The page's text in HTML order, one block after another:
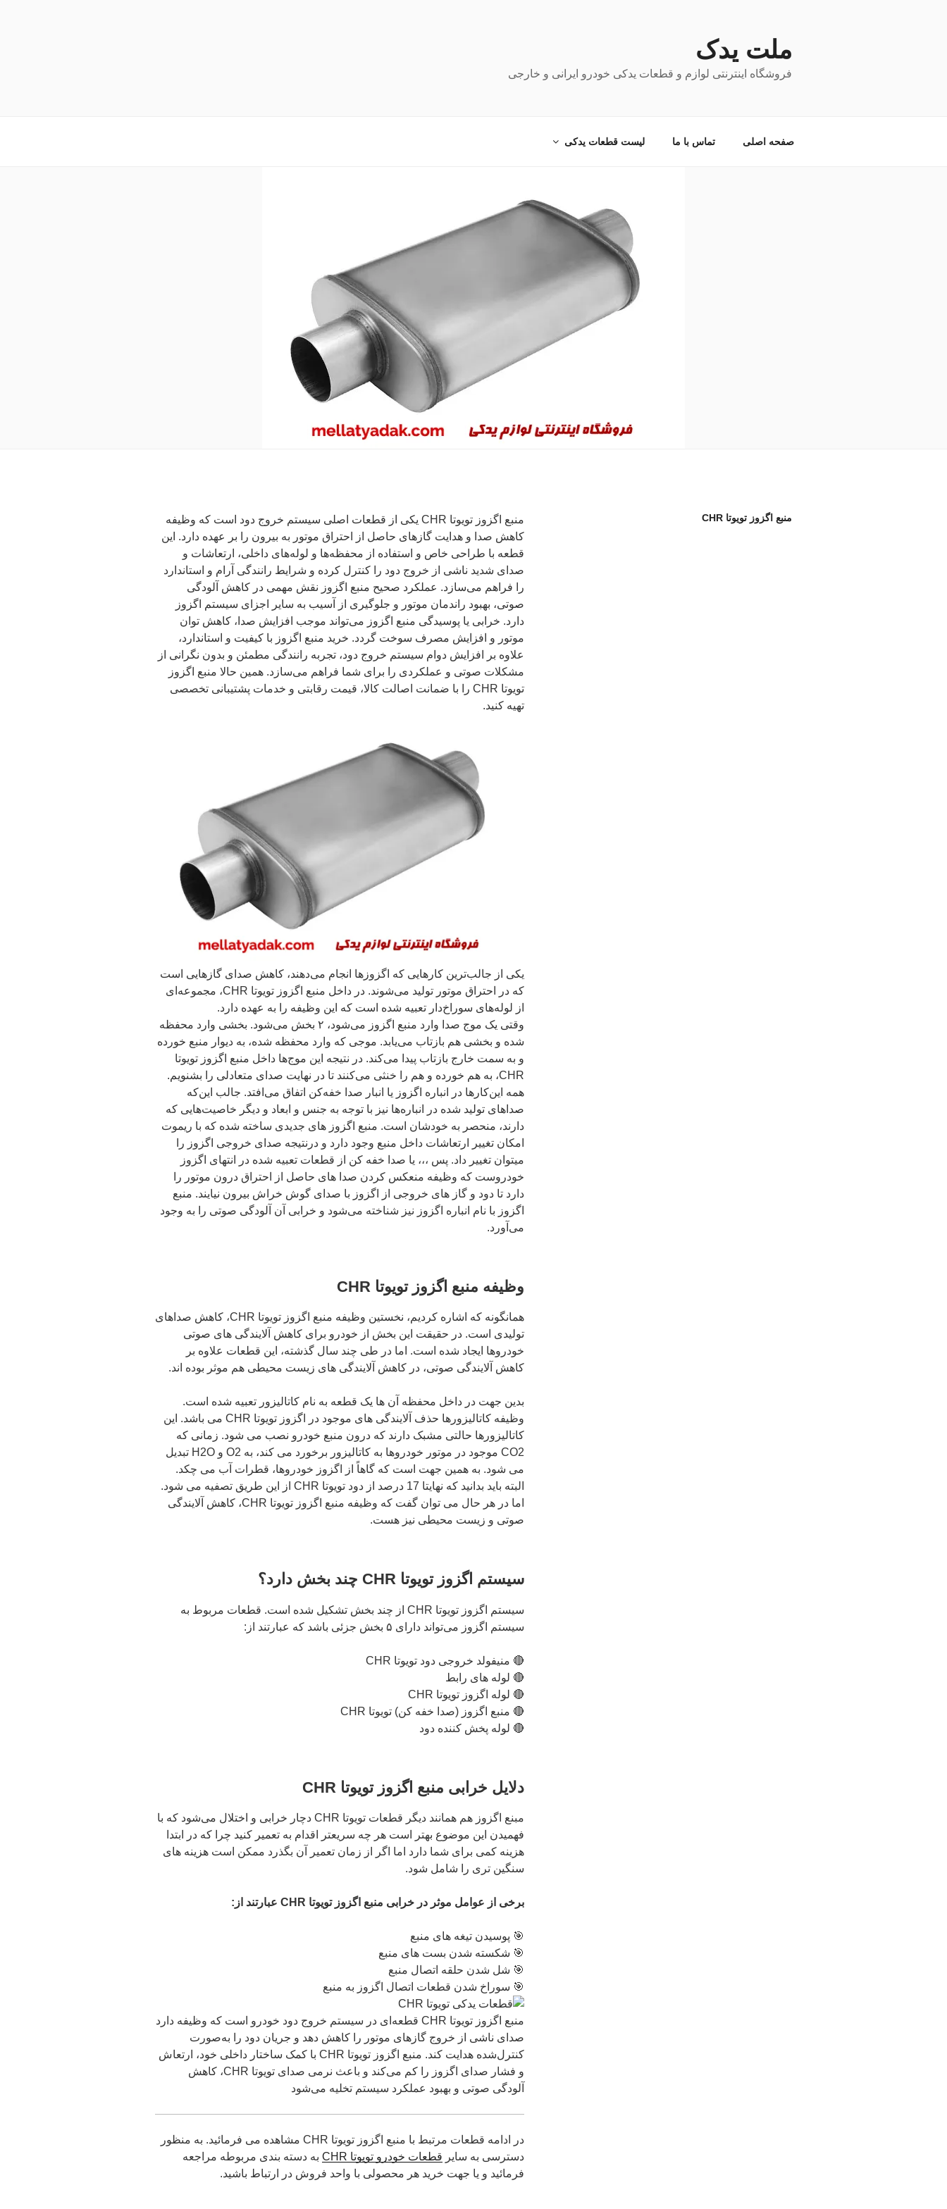
ملت یدک
فروشگاه اینترنتی لوازم و قطعات یدکی خودرو ایرانی و خارجی
صفحه اصلی تماس با ما لیست قطعات یدکی
منبع اگزوز تویوتا CHR
منبع اگزوز تویوتا CHR یکی از قطعات اصلی سیستم خروج دود است که وظیفه
کاهش صدا و هدایت گازهای حاصل از احتراق موتور به بیرون را بر عهده دارد. این
قطعه با طراحی خاص و استفاده از محفظه‌ها و لوله‌های داخلی، ارتعاشات و
صدای شدید ناشی از خروج دود را کنترل کرده و شرایط رانندگی آرام و استاندارد
را فراهم می‌سازد. عملکرد صحیح منبع اگزوز نقش مهمی در کاهش آلودگی
صوتی، بهبود راندمان موتور و جلوگیری از آسیب به سایر اجزای سیستم اگزوز
دارد. خرابی یا پوسیدگی منبع اگزوز می‌تواند موجب افزایش صدا، کاهش توان
موتور و افزایش مصرف سوخت گردد. خرید منبع اگزوز با کیفیت و استاندارد،
علاوه بر افزایش دوام سیستم خروج دود، تجربه رانندگی مطمئن و بدون نگرانی از
مشکلات صوتی و عملکردی را برای شما فراهم می‌سازد. همین حالا منبع اگزوز
تویوتا CHR را با ضمانت اصالت کالا، قیمت رقابتی و خدمات پشتیبانی تخصصی
تهیه کنید.
یکی از جالب‌ترین کارهایی که اگزوزها انجام می‌دهند، کاهش صدای گازهایی است
که در احتراق موتور تولید می‌شوند. در داخل منبع اگزوز تویوتا CHR، مجموعه‌ای
از لوله‌های سوراخ‌دار تعبیه شده است که این وظیفه را به عهده دارد.
وقتی یک موج صدا وارد منبع اگزوز می‌شود، ۲ بخش می‌شود. بخشی وارد محفظه
شده و بخشی هم بازتاب می‌یابد. موجی که وارد محفظه شده، به دیوار منبع خورده
و به سمت خارج بازتاب پیدا می‌کند. در نتیجه این موج‌ها داخل منبع اگزوز تویوتا
CHR، به هم خورده و هم را خنثی می‌کنند تا در نهایت صدای متعادلی را بشنویم.
همه این‌کارها در انباره اگزوز یا انبار صدا خفه‌کن اتفاق می‌افتد. جالب این‌که
صداهای تولید شده در انباره‌ها نیز با توجه به جنس و ابعاد و دیگر خاصیت‌هایی که
دارند، منحصر به خودشان است. منبع اگزوز های جدیدی ساخته شده که با ریموت
امکان تغییر ارتعاشات داخل منبع وجود دارد و درنتیجه صدای خروجی اگزوز را
میتوان تغییر داد. پس ،،، یا صدا خفه کن از قطعات تعبیه شده در انتهای اگزوز
خودروست که وظیفه منعکس کردن صدا های حاصل از احتراق درون موتور را
دارد تا دود و گاز های خروجی از اگزوز با صدای گوش خراش بیرون نیایند. منبع
اگزوز با نام انباره اگزوز نیز شناخته می‌شود و خرابی آن آلودگی صوتی را به وجود
می‌آورد.
وظیفه منبع اگزوز تویوتا CHR
همانگونه که اشاره کردیم، نخستین وظیفه منبع اگزوز تویوتا CHR، کاهش صداهای
تولیدی است. در حقیقت این بخش از خودرو برای کاهش آلایندگی های صوتی
خودروها ایجاد شده است. اما در طی چند سال گذشته، این قطعات علاوه بر
کاهش آلایندگی صوتی، در کاهش آلایندگی های زیست محیطی هم موثر بوده اند.
بدین جهت در داخل محفظه آن ها یک قطعه به نام کاتالیزور تعبیه شده است.
وظیفه کاتالیزورها حذف آلایندگی های موجود در اگزوز تویوتا CHR می باشد. این
کاتالیزورها حالتی مشبک دارند که درون منبع خودرو نصب می شود. زمانی که
CO2 موجود در موتور خودروها به کاتالیزور برخورد می کند، به O2 و H2O تبدیل
می شود. به همین جهت است که گاهاً از اگزوز خودروها، قطرات آب می چکد.
البته باید بدانید که نهایتا 17 درصد از دود تویوتا CHR از این طریق تصفیه می شود.
اما در هر حال می توان گفت که وظیفه منبع اگزوز تویوتا CHR، کاهش آلایندگی
صوتی و زیست محیطی نیز هست.
سیستم اگزوز تویوتا CHR چند بخش دارد؟
سیستم اگزوز تویوتا CHR از چند بخش تشکیل شده است. قطعات مربوط به
سیستم اگزوز می‌تواند دارای ۵ بخش جزئی باشد که عبارتند از:
🔴 منیفولد خروجی دود تویوتا CHR
🔴 لوله های رابط
🔴 لوله اگزوز تویوتا CHR
🔴 منبع اگزوز (صدا خفه کن) تویوتا CHR
🔴 لوله پخش کننده دود
دلایل خرابی منبع اگزوز تویوتا CHR
مبنع اگزوز هم همانند دیگر قطعات تویوتا CHR دچار خرابی و اختلال می‌شود که با
فهمیدن این موضوع بهتر است هر چه سریعتر اقدام به تعمیر کنید چرا که در ابتدا
هزینه کمی برای شما دارد اما اگر از زمان تعمیر آن بگذرد ممکن است هزینه های
سنگین تری را شامل شود.
برخی از عوامل موثر در خرابی منبع اگزوز تویوتا CHR عبارتند از:
🎯 پوسیدن تیغه های منبع
🎯 شکسته شدن بست های منبع
🎯 شل شدن حلقه اتصال منبع
🎯 سوراخ شدن قطعات اتصال اگزوز به منبع
منبع اگزوز تویوتا CHR قطعه‌ای در سیستم خروج دود خودرو است که وظیفه دارد
صدای ناشی از خروج گازهای موتور را کاهش دهد و جریان دود را به‌صورت
کنترل‌شده هدایت کند. منبع اگزوز تویوتا CHR با کمک ساختار داخلی خود، ارتعاش
و فشار صدای اگزوز را کم می‌کند و باعث نرمی صدای تویوتا CHR، کاهش
آلودگی صوتی و بهبود عملکرد سیستم تخلیه می‌شود
در ادامه قطعات مرتبط با منبع اگزوز تویوتا CHR مشاهده می فرمائید. به منظور
دسترسی به سایر قطعات خودرو تویوتا CHR
به دسته بندی مربوطه مراجعه
فرمائید و یا جهت خرید هر محصولی با واحد فروش در ارتباط باشید.